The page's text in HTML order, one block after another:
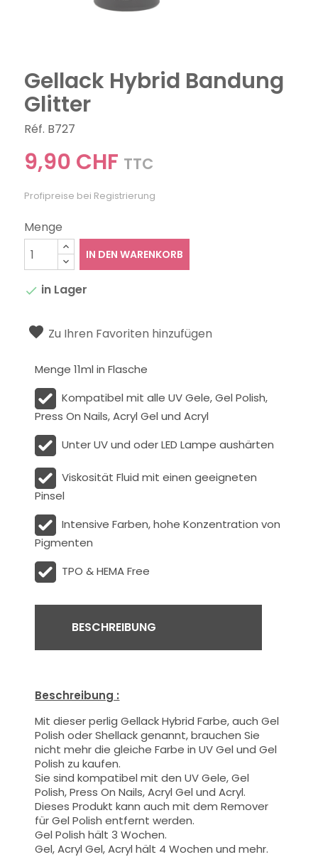
Gellack Hybrid Bandung
Glitter
Réf. B727
9,90 CHF TTC
Profipreise bei Registrierung
Menge
IN DEN WARENKORB
 in Lager
Zu Ihren Favoriten hinzufügen
Menge 11ml in Flasche
Kompatibel mit alle UV Gele, Gel Polish,
Press On Nails, Acryl Gel und Acryl
Unter UV und oder LED Lampe aushärten
ViskositätFluid mit einen geeigneten
Pinsel
Intensive Farben, hohe Konzentration von
Pigmenten
TPO & HEMA Free
BESCHREIBUNG
Beschreibung :
Mit dieserperlig Gellack Hybrid Farbe, auch Gel
Polish oder Shellack genannt, brauchen Sie
nicht mehr die gleiche Farbe in UV Gel und Gel
Polish zu kaufen.
Sie sind kompatibel mit den UV Gele, Gel
Polish, Press On Nails, Acryl Gel und Acryl.
Dieses Produkt kann auch mit dem Remover
für Gel Polish entfernt werden.
Gel Polish hält 3 Wochen.
Gel, Acryl Gel, Acryl hält 4 Wochen und mehr.